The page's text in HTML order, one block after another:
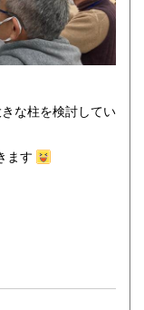
な柱を検討してい
ます